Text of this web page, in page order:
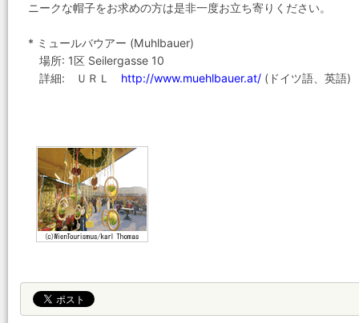
ニークな帽子をお求めの方は是非一度お立ち寄りください。
* ミュールバウアー (Muhlbauer)
場所: 1区 Seilergasse 10
詳細: ＵＲＬ http://www.muehlbauer.at/ (ドイツ語、英語)